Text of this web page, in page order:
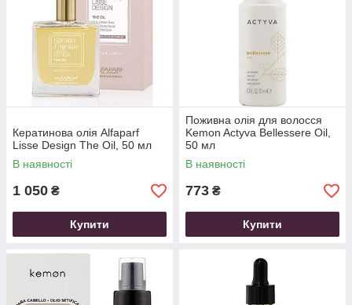
Кератинова олія Alfaparf
Lisse Design The Oil, 50 мл
В наявності
1 050 ₴
Купити
Поживна олія для волосся
Kemon Actyva Bellessere Oil,
50 мл
В наявності
773 ₴
Купити